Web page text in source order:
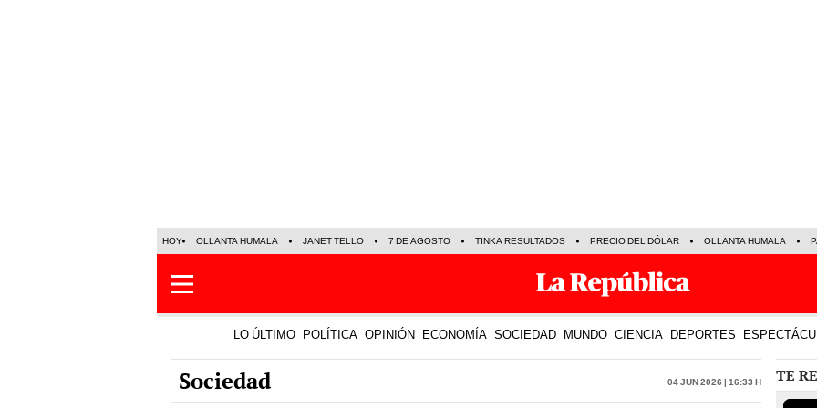
HOY OLLANTA HUMALA JANET TELLO 7 DE AGOSTO TINKA RESULTADOS PRECIO DEL DÓLAR OLLANTA HUMALA
LO ÚLTIMO POLÍTICA OPINIÓN ECONOMÍA SOCIEDAD MUNDO CIENCIA DEPORTES
Sociedad 04 Jun 2026 | 16:33 h TE